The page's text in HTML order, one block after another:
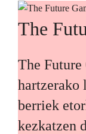
The
The Future
hartzerako
berriek
kezkatzen